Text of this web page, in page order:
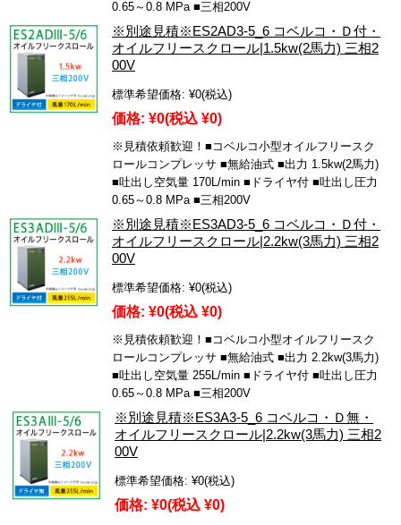
0.65～0.8 MPa ■三相200V
※別途見積※ES2AD3-5_6 コベルコ・Ｄ付・
オイルフリースクロール|1.5kw(2馬力) 三相2
00V
標準希望価格: ¥0(税込)
価格: ¥0(税込 ¥0)
※見積依頼歓迎！■コベルコ小型オイルフリースク
ロールコンプレッサ ■無給油式 ■出力 1.5kw(2馬力)
■吐出し空気量 170L/min ■ドライヤ付 ■吐出し圧力
0.65～0.8 MPa ■三相200V
※別途見積※ES3AD3-5_6 コベルコ・Ｄ付・
オイルフリースクロール|2.2kw(3馬力) 三相2
00V
標準希望価格: ¥0(税込)
価格: ¥0(税込 ¥0)
※見積依頼歓迎！■コベルコ小型オイルフリースク
ロールコンプレッサ ■無給油式 ■出力 2.2kw(3馬力)
■吐出し空気量 255L/min ■ドライヤ付 ■吐出し圧力
0.65～0.8 MPa ■三相200V
※別途見積※ES3A3-5_6 コベルコ・Ｄ無・
オイルフリースクロール|2.2kw(3馬力) 三相2
00V
標準希望価格: ¥0(税込)
価格: ¥0(税込 ¥0)